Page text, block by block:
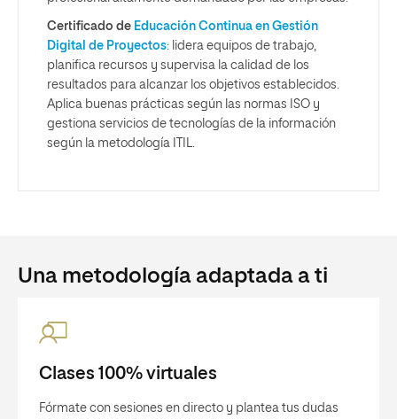
Certificado de Educación Continua en Gestión
Digital de Proyectos: lidera equipos de trabajo,
planifica recursos y supervisa la calidad de los
resultados para alcanzar los objetivos establecidos.
Aplica buenas prácticas según las normas ISO y
gestiona servicios de tecnologías de la información
según la metodología ITIL.
Una metodología adaptada a ti
Clases 100% virtuales
Fórmate con sesiones en directo y plantea tus dudas